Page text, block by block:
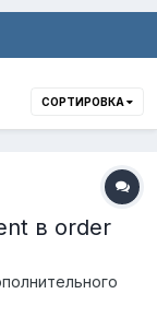
СОРТИРОВКА
в order